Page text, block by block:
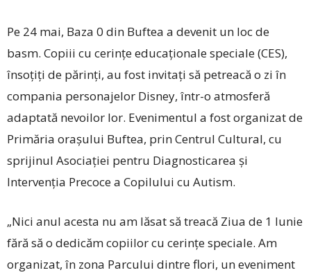
Pe 24 mai, Baza 0 din Buftea a devenit un loc de
basm. Copiii cu cerințe educaționale speciale (CES),
însoțiți de părinți, au fost invitați să petreacă o zi în
compania personajelor Disney, într-o atmosferă
adaptată nevoilor lor. Evenimentul a fost organizat de
Primăria orașului Buftea, prin Centrul Cultural, cu
sprijinul Asociației pentru ­Diagnosticarea și
Intervenția Precoce a Copilului cu Autism.
„Nici anul acesta nu am lăsat să treacă Ziua de 1 Iunie
fără să o dedicăm copiilor cu cerințe speciale. Am
organizat, în zona Parcului dintre flori, un eveniment